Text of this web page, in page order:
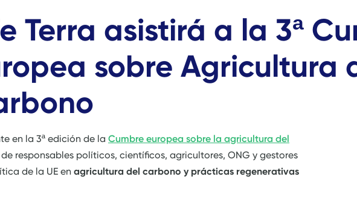
Terra asistirá a la 3ª
sobre Agricultura
en la 3ª edición de la Cumbre europea sobre la agricultura del
responsables políticos, científicos, agricultores, ONG y gestores
de la UE en agricultura del carbono y prácticas regenerativas